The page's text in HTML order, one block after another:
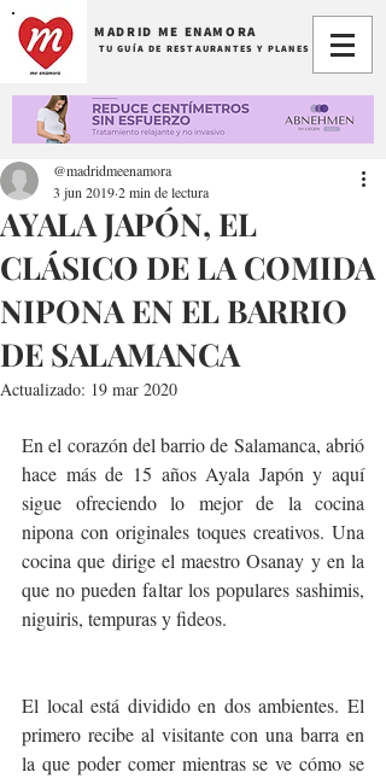
MADRID ME ENAMORA
TU GUÍA DE RESTAURANTES Y PLANES
AYALA JAPÓN, EL
CLÁSICO DE LA COMIDA
NIPONA EN EL BARRIO
DE SALAMANCA
@madridmeenamora
3 jun 20192 min de lectura
Actualizado: 19 mar 2020
En el corazón del barrio de Salamanca, abrió
hace más de 15 años Ayala Japón y aquí
sigue ofreciendo lo mejor de la cocina
nipona con originales toques creativos. Una
cocina que dirige el maestro Osanay y en la
que no pueden faltar los populares sashimis,
niguiris, tempuras y fideos.
El local está dividido en dos ambientes. El
primero recibe al visitante con una barra en
la que poder comer mientras se ve cómo se